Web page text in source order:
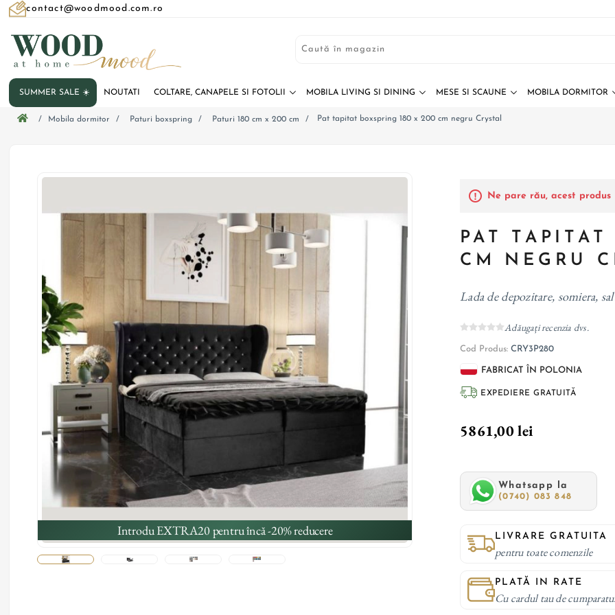
contact@woodmood.com.ro
SUMMER SALE ☀️ NOUTATI COLTARE, CANAPELE SI FOTOLII MOBILA LIVING SI DINING MESE SI SCAUNE MOBILA DORMITOR
/ Mobila dormitor / Paturi boxspring / Paturi 180 cm x 200 cm / Pat tapitat boxspring 180 x 200 cm negru Crystal
Introdu EXTRA20 pentru încă -20% reducere
Ne pare rău, acest
PAT
CM NEGRU
Lada de depozitare, somiera,
Adăugați recenzia dvs.
Cod Produs: CRY3P280
FABRICAT ÎN POLONIA
EXPEDIERE GRATUITĂ
5861,00 lei
Whatsapp la
(0740) 083 848
LIVRARE GRATUITA
pentru toate comenzile
PLATĂ IN RATE
Cu cardul tau de